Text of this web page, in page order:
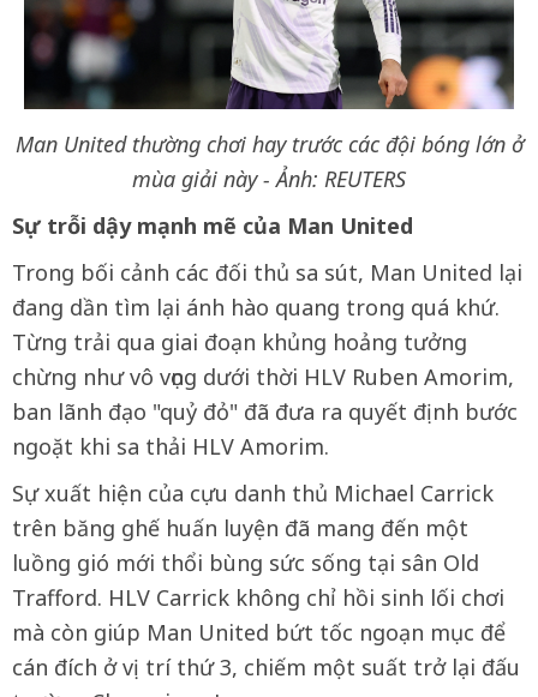
Man United thường chơi hay trước các đội bóng lớn ở
mùa giải này - Ảnh: REUTERS
Sự trỗi dậy mạnh mẽ của Man United
Trong bối cảnh các đối thủ sa sút, Man United lại
đang dần tìm lại ánh hào quang trong quá khứ.
Từng trải qua giai đoạn khủng hoảng tưởng
chừng như vô vọng dưới thời HLV Ruben Amorim,
ban lãnh đạo "quỷ đỏ" đã đưa ra quyết định bước
ngoặt khi sa thải HLV Amorim.
Sự xuất hiện của cựu danh thủ Michael Carrick
trên băng ghế huấn luyện đã mang đến một
luồng gió mới thổi bùng sức sống tại sân Old
Trafford. HLV Carrick không chỉ hồi sinh lối chơi
mà còn giúp Man United bứt tốc ngoạn mục để
cán đích ở vị trí thứ 3, chiếm một suất trở lại đấu